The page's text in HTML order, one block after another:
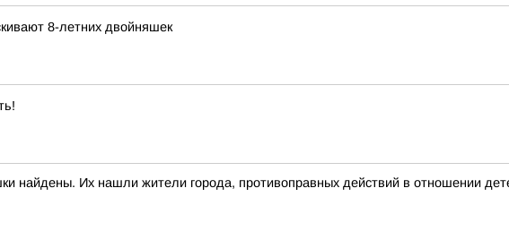
8-летних двойняшек
найдены. Их нашли жители города, противоправных действий в отношении